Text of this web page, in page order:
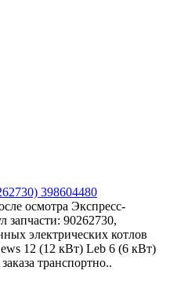
398604480
осмотра Экспресс-
запчасти: 90262730,
электрических котлов
12 (12 кВт) Leb 6 (6 кВт)
транспортно..